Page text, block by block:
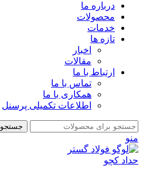
درباره ما
محصولات
خدمات
تازه ها
اخبار
مقالات
ارتباط با ما
تماس با ما
همکاری با ما
اطلاعات تکمیلی پرسنل
جستجو
منو